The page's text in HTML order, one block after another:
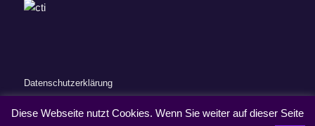
Datenschutzerklärung
Diese Webseite nutzt Cookies. Wenn Sie weiter auf dieser Seite